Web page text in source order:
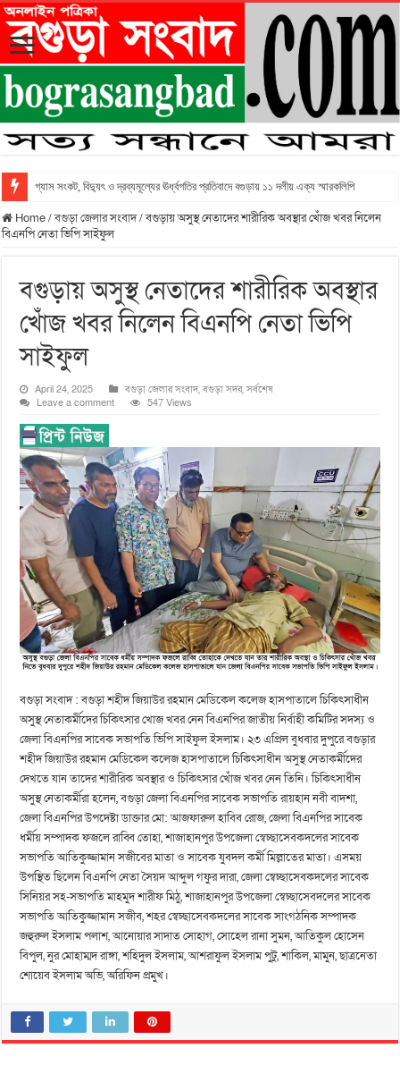
গ্যাস সংকট, বিদ্যুৎ ও দ্রব্যমূল্যের ঊর্ধ্বগতির প্রতিবাদে বগুড়ায় ১১ দলীয় এক্য স্মারকলিপি
Home/বগুড়া জেলার সংবাদ/বগুড়ায় অসুস্থ নেতাদের শারীরিক অবস্থার খোঁজ খবর নিলেন
বিএনপি নেতা ভিপি সাইফুল
বগুড়ায় অসুস্থ নেতাদের শারীরিক অবস্থার
খোঁজ খবর নিলেন বিএনপি নেতা ভিপি
সাইফুল
April 24, 2025 বগুড়া জেলার সংবাদ,বগুড়া সদর,সর্বশেষ
Leave a comment
547 Views
বগুড়া সংবাদ : বগুড়া শহীদ জিয়াউর রহমান মেডিকেল কলেজ হাসপাতালে চিকিৎসাধীন
অসুস্থ নেতাকর্মীদের চিকিৎসার খোজ খবর নেন বিএনপির জাতীয় নির্বাহী কমিটির সদস্য ও
জেলা বিএনপির সাবেক সভাপতি ভিপি সাইফুল ইসলাম। ২৩ এপ্রিল বুধবার দুপুরে বগুড়ার
শহীদ জিয়াউর রহমান মেডিকেল কলেজ হাসপাতালে চিকিৎসাধীন অসুস্থ নেতাকর্মীদের
দেখতে যান তাদের শারীরিক অবস্থার ও চিকিৎসার খোঁজ খবর নেন তিনি। চিকিৎসাধীন
অসুস্থ নেতাকর্মীরা হলেন, বগুড়া জেলা বিএনপির সাবেক সভাপতি রায়হান নবী বাদশা,
জেলা বিএনপির উপদেষ্টা ডাক্তার মো: আজফারুল হাবিব রোজ, জেলা বিএনপির সাবেক
ধর্মীয় সম্পাদক ফজলে রাব্বি তোহা, শাজাহানপুর উপজেলা স্বেচ্ছাসেবকদলের সাবেক
সভাপতি আতিকুজ্জামান সজীবের মাতা ও সাবেক যুবদল কর্মী মিল্লাতের মাতা। এসময়
উপস্থিত ছিলেন বিএনপি নেতা সৈয়দ আব্দুল গফুর দারা, জেলা স্বেচ্ছাসেবকদলের সাবেক
সিনিয়র সহ-সভাপতি মাহমুদ শারীফ মিঠু, শাজাহানপুর উপজেলা স্বেচ্ছাসেবদলের সাবেক
সভাপতি আতিকুজ্জামান সজীব, শহর স্বেচ্ছাসেবকদলের সাবেক সাংগঠনিক সম্পাদক
জহুরুল ইসলাম পলাশ, আনোয়ার সাদাত সোহাগ, সোহেল রানা সুমন, আতিকুল হোসেন
বিপুল, নুর মোহাম্মদ রাঙ্গা, শহিদুল ইসলাম, আশরাফুল ইসলাম পুটু, শাকিল, মামুন, ছাত্রনেতা
শোয়েব ইসলাম অভি, অরিফিন প্রমুখ।